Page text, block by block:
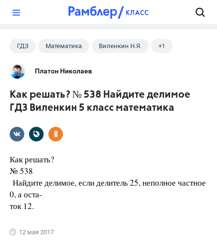
ГДЗ Математика Виленкин Н.Я. +1
5 класс
Платон Николаев
Как решать? № 538 Найдите делимое
ГДЗ Виленкин 5 класс математика
Как решать?
№ 538
Найдите делимое, если делитель 25, неполное частное
0, а оста-
ток 12.
12 мая 2017